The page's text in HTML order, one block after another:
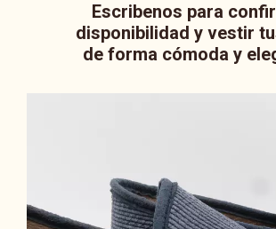
Escribenos para
disponibilidad y vestir
de forma cómoda y